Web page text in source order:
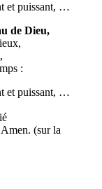
et puissant, …
de Dieu,
:
et puissant, …
(sur la